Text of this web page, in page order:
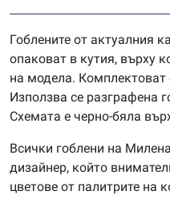
Гоблените от актуалния
опаковат в кутия, върху
на модела. Комплектоват
Използва се разграфена
Схемата е черно-бяла
Всички гоблени на
дизайнер, който
цветове от палитрите на